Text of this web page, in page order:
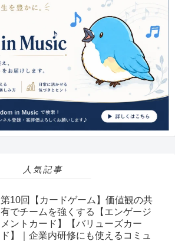
人気記事
第10回【カードゲーム】価値観の共
有でチームを強くする【エンゲージ
メントカード】【バリューズカー
ド】｜企業内研修にも使えるコミュ